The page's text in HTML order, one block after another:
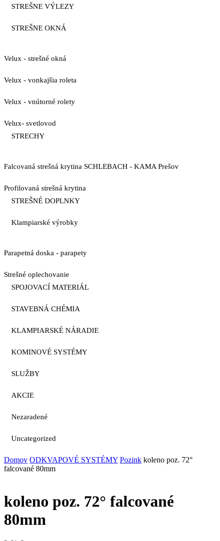
STREŠNE VÝLEZY
STREŠNE OKNÁ
Velux - strešné okná
Velux - vonkajšia roleta
Velux - vnútorné rolety
Velux- svetlovod
STRECHY
Falcovaná strešná krytina SCHLEBACH - KAMA Prešov
Profilovaná strešná krytina
STREŠNÉ DOPLNKY
Klampiarské výrobky
Parapetná doska - parapety
Strešné oplechovanie
SPOJOVACÍ MATERIÁL
STAVEBNÁ CHÉMIA
KLAMPIARSKÉ NÁRADIE
KOMINOVÉ SYSTÉMY
SLUŽBY
AKCIE
Nezaradené
Uncategorized
Domov ODKVAPOVÉ SYSTÉMY Pozink koleno poz. 72°
falcované 80mm
koleno poz. 72° falcované
80mm